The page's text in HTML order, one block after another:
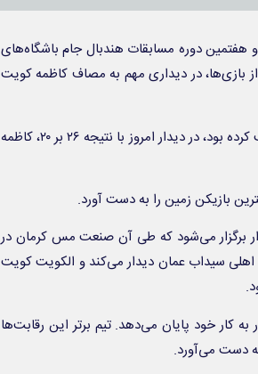
هفتمین دوره مسابقات هندبال جام باشگاه‌های
بازی‌ها، در دیداری مهم به مصاف کاظمه کویت
صنعت مس که پیش از این دیدار یک برد و یک شکست کسب کرده بود، در دیدار امروز با نتیجه ۲۶ بر ۲۰، کاظمه
بازیکن زمین را به دست آورد.
روز برگزاری دور مقدماتی این مسابقات، ۳ دیدار برگزار می‌شود که طی آن صنعت مس کرمان در
اهلی سیداب عمان دیدار می‌کند و الکویت کویت
با برگزاری رقابت‌های رده‌بندی و فینال روز ۳ آذر به کار خود پایان می‌دهد. تیم برتر این رقابت‌ها
دست می‌آورد.